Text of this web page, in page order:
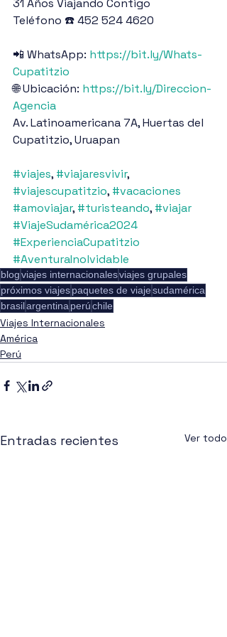
31 Años Viajando Contigo
Teléfono ☎️ 452 524 4620
📲 WhatsApp: https://bit.ly/Whats-
Cupatitzio
🌐 Ubicación: https://bit.ly/Direccion-
Agencia
Av. Latinoamericana 7A, Huertas del
Cupatitzio, Uruapan
#viajes, #viajaresvivir,
#viajescupatitzio, #vacaciones
#amoviajar, #turisteando, #viajar
#ViajeSudamérica2024
#ExperienciaCupatitzio
#AventuraInolvidable
blogviajes internacionalesviajes grupales
próximos viajespaquetes de viajesudamérica
brasilargentina perúchile
Viajes Internacionales
América
Perú
Entradas recientes Ver todo